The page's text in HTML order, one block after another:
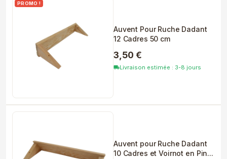
PROMO !
Auvent Pour Ruche Dadant
12 Cadres 50 cm
3,50 €
local_shippingLivraison estimée : 3-8 jours
Auvent pour Ruche Dadant
10 Cadres et Voirnot en Pin...